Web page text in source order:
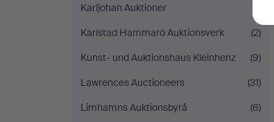
Karljohan Auktioner
Karlstad Hammarö Auktionsverk
(2)
Kunst- und Auktionshaus Kleinhenz
(9)
Lawrences Auctioneers
(31)
Limhamns Auktionsbyrå
(6)